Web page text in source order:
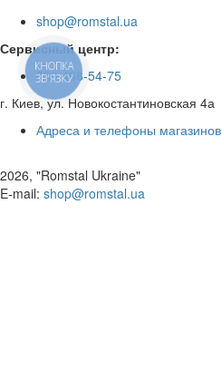
shop@romstal.ua
Сервисный центр:
050 468-54-75
г. Киев, ул. Новокостантиновская 4а
Адреса и телефоны магазинов
2026, "Romstal Ukraine"
​E-mail: shop@romstal.ua
КНОПКА
ЗВ'ЯЗКУ